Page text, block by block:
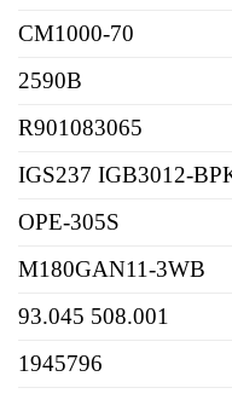
CM1000-70
2590B
R901083065
IGS237 IGB3012-
OPE-305S
M180GAN11-3WB
93.045 508.001
1945796